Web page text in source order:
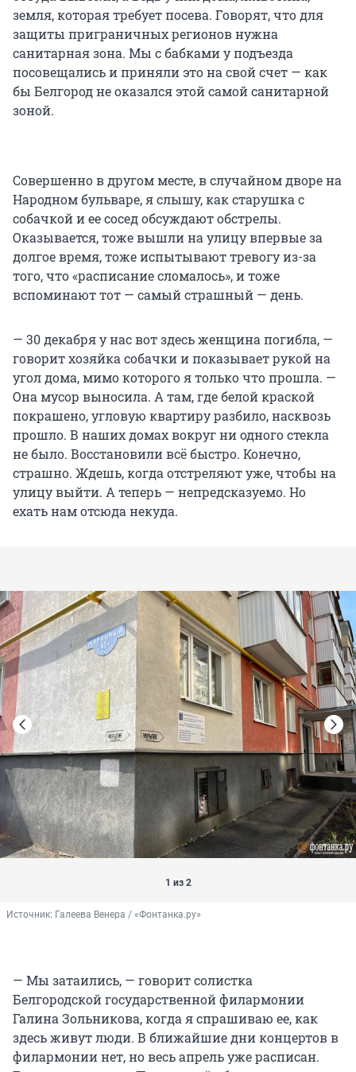
земля, которая требует посева. Говорят, что для
защиты приграничных регионов нужна
санитарная зона. Мы с бабками у подъезда
посовещались и приняли это на свой счет — как
бы Белгород не оказался этой самой санитарной
зоной.
Совершенно в другом месте, в случайном дворе на
Народном бульваре, я слышу, как старушка с
собачкой и ее сосед обсуждают обстрелы.
Оказывается, тоже вышли на улицу впервые за
долгое время, тоже испытывают тревогу из-за
того, что «расписание сломалось», и тоже
вспоминают тот — самый страшный — день.
— 30 декабря у нас вот здесь женщина погибла, —
говорит хозяйка собачки и показывает рукой на
угол дома, мимо которого я только что прошла. —
Она мусор выносила. А там, где белой краской
покрашено, угловую квартиру разбило, насквозь
прошло. В наших домах вокруг ни одного стекла
не было. Восстановили всё быстро. Конечно,
страшно. Ждешь, когда отстреляют уже, чтобы на
улицу выйти. А теперь — непредсказуемо. Но
ехать нам отсюда некуда.
1 из 2
Источник: Галеева Венера / «Фонтанка.ру»
— Мы затаились, — говорит солистка
Белгородской государственной филармонии
Галина Зольникова, когда я спрашиваю ее, как
здесь живут люди. В ближайшие дни концертов в
филармонии нет, но весь апрель уже расписан.